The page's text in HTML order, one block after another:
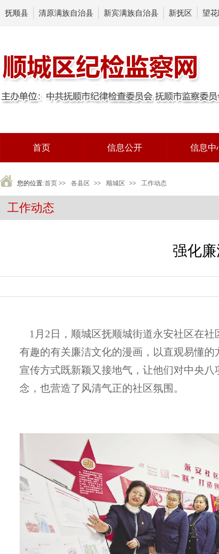
抚顺县 清原满族自治县 新宾满族自治县 新抚区 望
首页 信息公开 信息中
您的位置:首页 >> 各县区 >> 顺城区 >> 工作动态
工作动态
强化
1月2日，顺城区抚顺城街道永安社区在
有趣的有关廉洁文化的漫画，以直观易懂
宣传方式既新颖又接地气，让他们对中央
念，也营造了风清气正的社区氛围。